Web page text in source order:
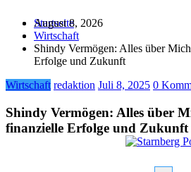
Inhalt
springen
August 8, 2026
Startseite
Wirtschaft
Shindy Vermögen: Alles über
Erfolge und Zukunft
Wirtschaft redaktion Juli 8, 2025 0
Shindy Vermögen: Alles über
finanzielle Erfolge und Zukunft